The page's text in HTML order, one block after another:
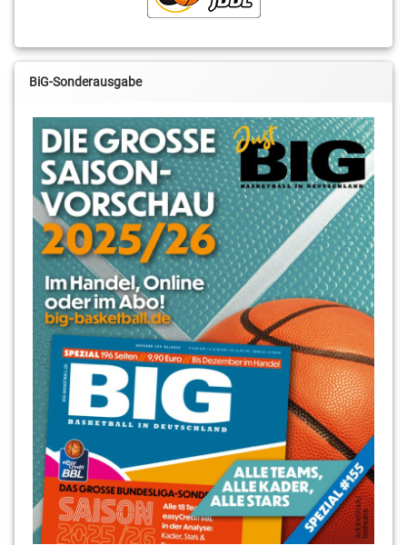
Leroy
Höbold
Marcus
Brambora
Mark
Schönheit
Moritz
Treml
Niko
Schumann
Ortwin
Doll
Robert
Borchert
Robin
Jorch
Roland
Winterstein
BiG-Sonderausgabe